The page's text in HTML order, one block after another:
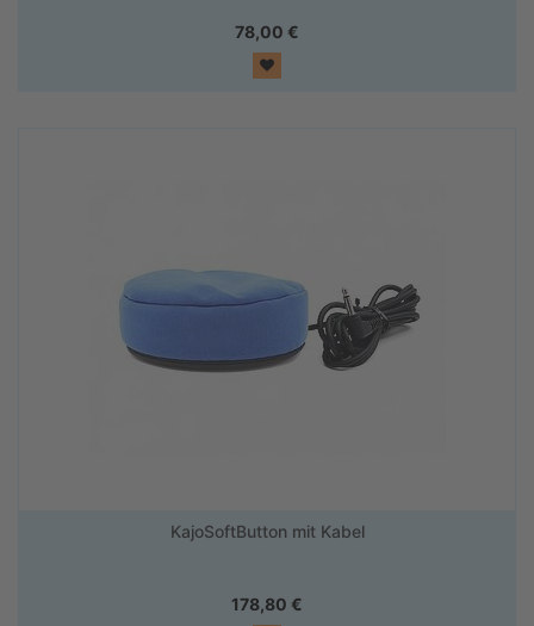
78,00 €
KajoSoftButton mit Kabel
178,80 €